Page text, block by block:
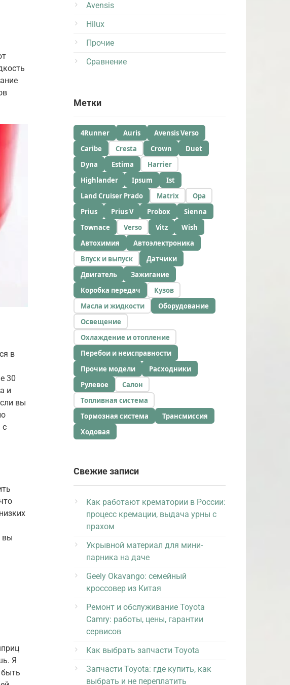
в
30
и
вы
с
вы
Я
Avensis
Hilux
Прочие
Сравнение
Метки
4Runner Auris
Avensis Verso
Caribe
Cresta Crown
Duet
Dyna
Estima
Harrier
Highlander
Ipsum
Ist
Land Cruiser Prado
Matrix
Opa
Prius
Prius V Probox
Sienna
Townace
Verso Vitz
Wish
Автохимия
Автоэлектроника
Впуск и выпуск
Датчики
Двигатель
Зажигание
Коробка передач
Кузов
Масла и жидкости
Оборудование
Освещение
Охлаждение и отопление
Перебои и неисправности
Прочие модели
Расходники
Рулевое
Салон
Топливная система
Тормозная система
Трансмиссия
Ходовая
Свежие записи
Как работают крематории в России:
процесс кремации, выдача урны с
прахом
Укрывной материал для мини-
парника на даче
Geely Okavango: семейный
кроссовер из Китая
Ремонт и обслуживание Toyota
Camry: работы, цены, гарантии
сервисов
Как выбрать запчасти Toyota
Запчасти Toyota: где купить, как
выбрать и не переплатить